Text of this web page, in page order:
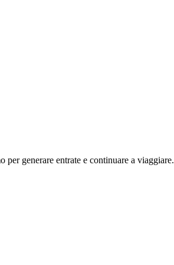
generare entrate e continuare a viaggiare.